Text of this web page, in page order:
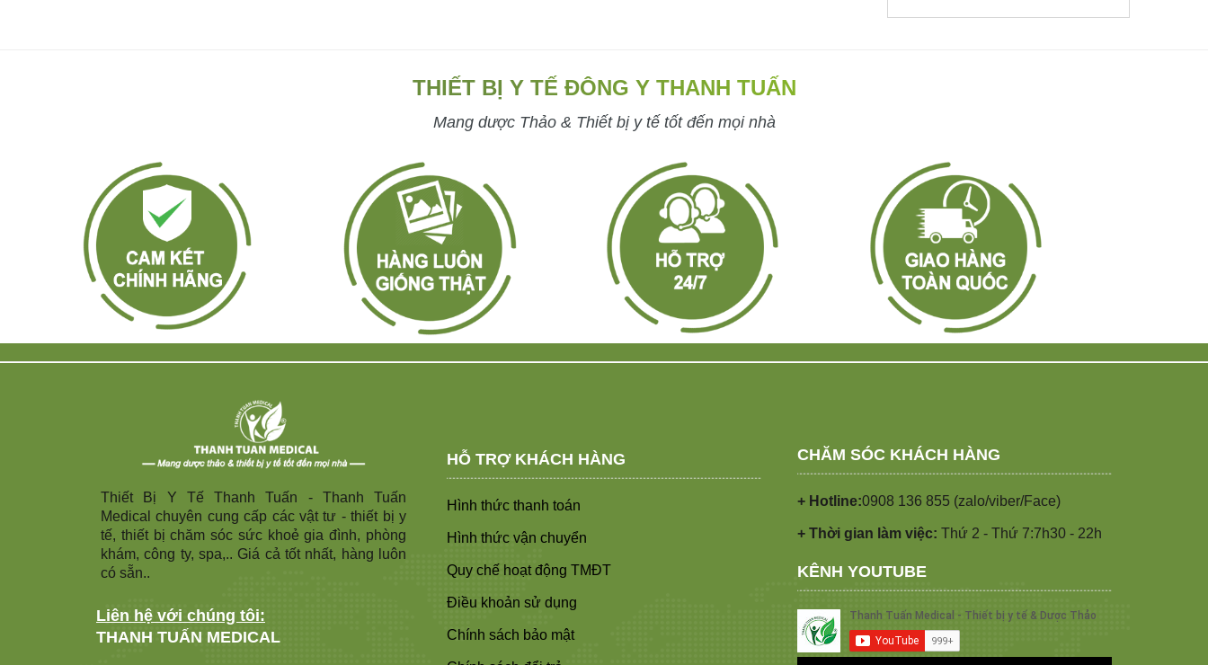
THIẾT BỊ Y TẾ ĐÔNG Y THANH TUẤN
Mang dược Thảo & Thiết bị y tế tốt đến mọi nhà
Thiết Bị Y Tế Thanh Tuấn - Thanh Tuấn
Medical chuyên cung cấp các vật tư - thiết bị y
tế, thiết bị chăm sóc sức khoẻ gia đình, phòng
khám, công ty, spa,.. Giá cả tốt nhất, hàng luôn
có sẵn..
Liên hệ với chúng tôi:
THANH TUẤN MEDICAL
HỖ TRỢ KHÁCH HÀNG
Hình thức thanh toán
Hình thức vận chuyển
Quy chế hoạt động TMĐT
Điều khoản sử dụng
Chính sách bảo mật
CHĂM SÓC KHÁCH HÀNG
+ Hotline:0908 136 855 (zalo/viber/Face)
+ Thời gian làm việc: Thứ 2 - Thứ 7:7h30 - 22h
KÊNH YOUTUBE